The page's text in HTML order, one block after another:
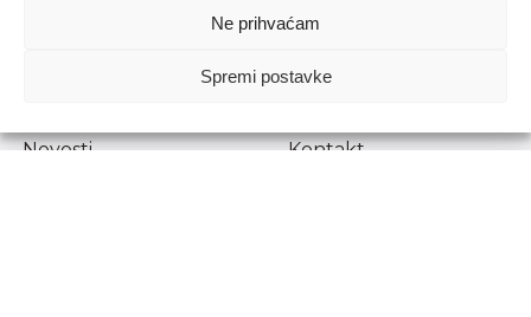
Ne prihvaćam
Spremi postavke
1778129
Prenošenje sadržaja dopušteno je uz navođenje izvora.
Novosti
Kontakt